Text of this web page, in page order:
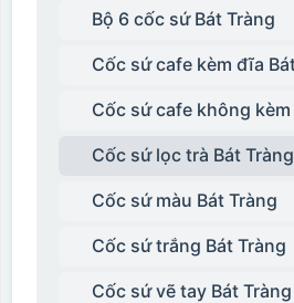
Bộ 6 cốc sứ Bát Tràng
Cốc sứ lọc trà Bát Tràng
Cốc sứ màu Bát Tràng
Cốc sứ trắng Bát Tràng
Cốc sứ vẽ tay Bát Tràng